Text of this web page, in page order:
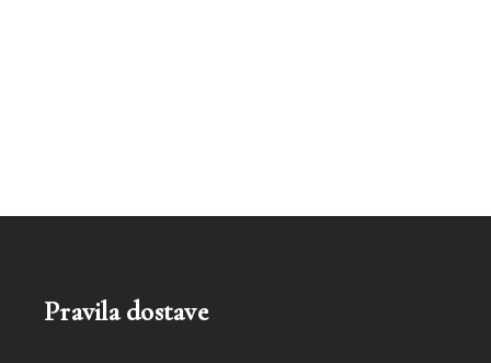
Pravila dostave